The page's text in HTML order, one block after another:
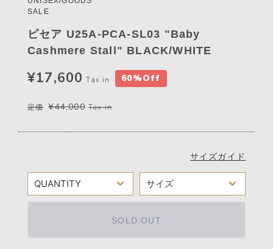
SALE
ピセア U25A-PCA-SL03 "Baby
Cashmere Stall" BLACK/WHITE
¥17,600 Tax in 60%Off
定価 ¥44,000 Tax in
サイズガイド
SOLD OUT